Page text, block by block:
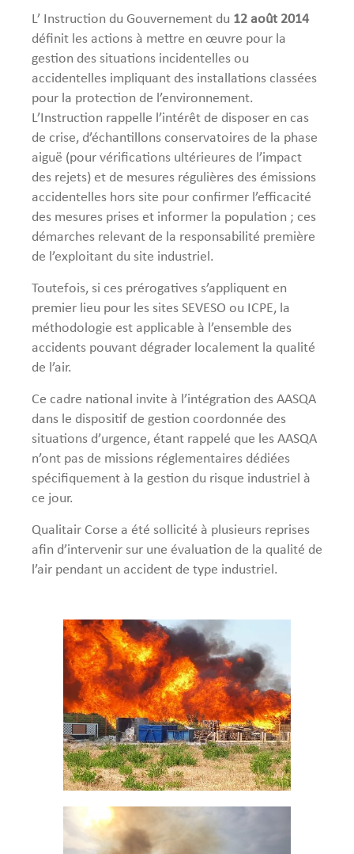
L’ Instruction du Gouvernement du 12 août 2014
définit les actions à mettre en œuvre pour la
gestion des situations incidentelles ou
accidentelles impliquant des installations classées
pour la protection de l’environnement.
L’Instruction rappelle l’intérêt de disposer en cas
de crise, d’échantillons conservatoires de la phase
aiguë (pour vérifications ultérieures de l’impact
des rejets) et de mesures régulières des émissions
accidentelles hors site pour confirmer l’efficacité
des mesures prises et informer la population ; ces
démarches relevant de la responsabilité première
de l’exploitant du site industriel.
Toutefois, si ces prérogatives s’appliquent en
premier lieu pour les sites SEVESO ou ICPE, la
méthodologie est applicable à l’ensemble des
accidents pouvant dégrader localement la qualité
de l’air.
Ce cadre national invite à l’intégration des AASQA
dans le dispositif de gestion coordonnée des
situations d’urgence, étant rappelé que les AASQA
n’ont pas de missions réglementaires dédiées
spécifiquement à la gestion du risque industriel à
ce jour.
Qualitair Corse a été sollicité à plusieurs reprises
afin d’intervenir sur une évaluation de la qualité de
l’air pendant un accident de type industriel.